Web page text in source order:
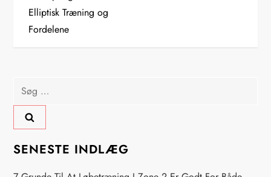
n
d
æ
g
s
Elliptisk Træning og
Fordelene
Søg
efter:
SENESTE INDLÆG